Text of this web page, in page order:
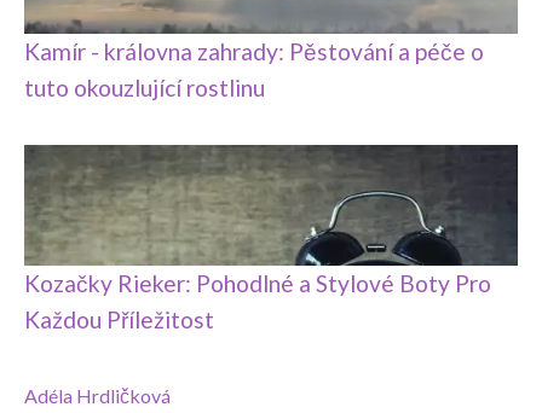
Kamír - královna zahrady: Pěstování a péče o
tuto okouzlující rostlinu
Kozačky Rieker: Pohodlné a Stylové Boty Pro
Každou Příležitost
Adéla Hrdličková